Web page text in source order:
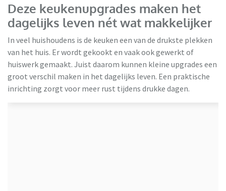
Deze keukenupgrades maken het
dagelijks leven nét wat makkelijker
In veel huishoudens is de keuken een van de drukste plekken
van het huis. Er wordt gekookt en vaak ook gewerkt of
huiswerk gemaakt. Juist daarom kunnen kleine upgrades een
groot verschil maken in het dagelijks leven. Een praktische
inrichting zorgt voor meer rust tijdens drukke dagen.